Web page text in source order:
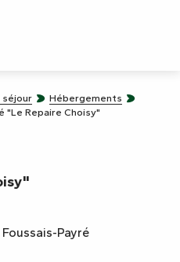
séjour
Hébergements
"Le Repaire Choisy"
Payré